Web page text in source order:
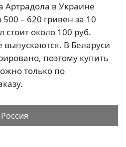
Артрадола в Украине
– 620 гривен за 10
около 100 руб.
выпускаются. В Беларуси
поэтому купить
только по
Россия